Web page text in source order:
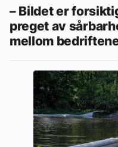
– Bildet er
preget av
mellom